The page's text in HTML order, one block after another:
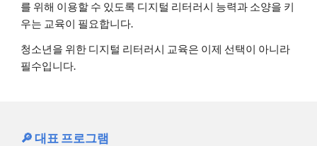
를 위해 이용할 수 있도록 디지털 리터러시 능력과 소양을 키
우는 교육이 필요합니다.
청소년을 위한 디지털 리터러시 교육은 이제 선택이 아니라
필수입니다.
🔎 대표 프로그램